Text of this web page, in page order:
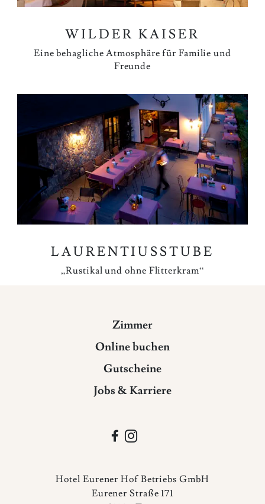
WILDER KAISER
Eine behagliche Atmosphäre für Familie und
Freunde
LAURENTIUSSTUBE
„Rustikal und ohne Flitterkram“
Zimmer
Online buchen
Gutscheine
Jobs & Karriere
 
Hotel Eurener Hof Betriebs GmbH
Eurener Straße 171